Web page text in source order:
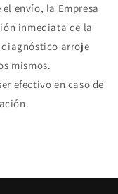
envío, la Empresa
inmediata de la
diagnóstico arroje
mismos.
efectivo en caso de